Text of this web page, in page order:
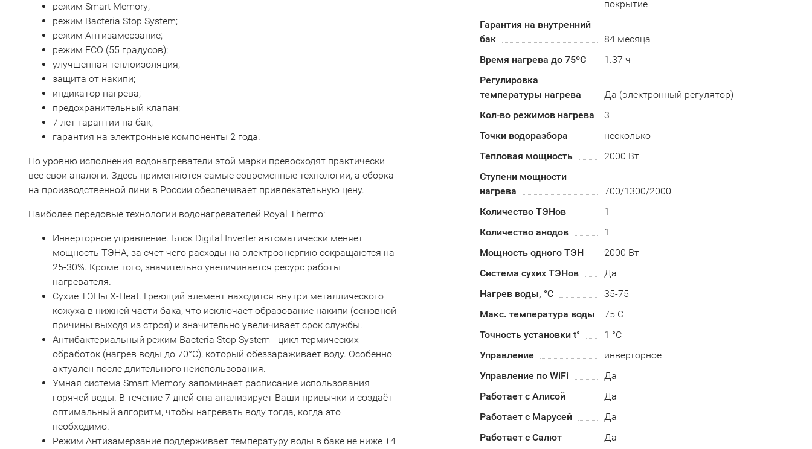
режим Smart Memory;
режим Bacteria Stop System;
режим Антизамерзание;
режим ECO (55 градусов);
улучшенная теплоизоляция;
защита от накипи;
индикатор нагрева;
предохранительный клапан;
7 лет гарантии на бак;
гарантия на электронные компоненты 2 года.
По уровню исполнения водонагреватели этой марки превосходят практически
все свои аналоги. Здесь применяются самые современные технологии, а сборка
на производственной лини в России обеспечивает привлекательную цену.
Наиболее передовые технологии водонагревателей Royal Thermo:
Инверторное управление. Блок Digital Inverter автоматически меняет
мощность ТЭНА, за счет чего расходы на электроэнергию сокращаются на
25-30%. Кроме того, значительно увеличивается ресурс работы
нагревателя.
Сухие ТЭНы X-Heat. Греющий элемент находится внутри металлического
кожуха в нижней части бака, что исключает образование накипи (основной
причины выходя из строя) и значительно увеличивает срок службы.
Антибактериальный режим Bacteria Stop System - цикл термических
обработок (нагрев воды до 70°С), который обеззараживает воду. Особенно
актуален после длительного неиспользования.
Умная система Smart Memory запоминает расписание использования
горячей воды. В течение 7 дней она анализирует Ваши привычки и создаёт
оптимальный алгоритм, чтобы нагревать воду тогда, когда это
необходимо.
Режим Антизамерзание поддерживает температуру воды в баке не ниже +4
покрытие
Гарантия на внутренний
бак
84 месяца
Время нагрева до 75ºС
1.37 ч
Регулировка
температуры нагрева
Да (электронный регулятор)
Кол-во режимов нагрева
3
Точки водоразбора
несколько
Тепловая мощность
2000 Вт
Ступени мощности
нагрева
700/1300/2000
Количество ТЭНов
1
Количество анодов
1
Мощность одного ТЭН
2000 Вт
Система сухих ТЭНов
Да
Нагрев воды, °С
35-75
Макс. температура воды
75 С
Точность установки t°
1 °C
Управление
инверторное
Управление по WiFi
Да
Работает с Алисой
Да
Работает с Марусей
Да
Работает с Салют
Да